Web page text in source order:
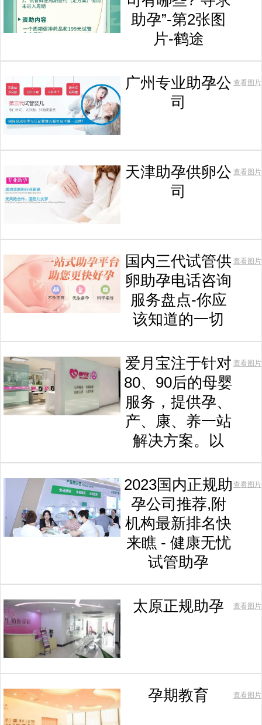
助孕”-第2张图
片-鹤途
广州专业助孕公
司
查看图片
天津助孕供卵公
司
查看图片
国内三代试管供
卵助孕电话咨询
服务盘点-你应
该知道的一切
查看图片
爱月宝注于针对
80、90后的母婴
服务，提供孕、
产、康、养一站
解决方案。以
查看图片
2023国内正规助
孕公司推荐,附
机构最新排名快
来瞧 - 健康无忧
试管助孕
查看图片
太原正规助孕 查看图片
孕期教育 查看图片